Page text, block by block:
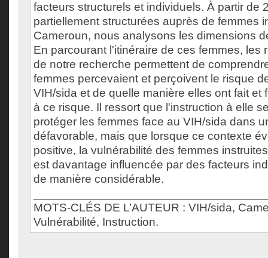
facteurs structurels et individuels. À partir de
partiellement structurées auprès de femmes
Cameroun, nous analysons les dimensions
En parcourant l'itinéraire de ces femmes, les
de notre recherche permettent de
femmes percevaient et perçoivent le risque
VIH/sida et de quelle manière elles ont fait et
à ce risque. Il ressort que l'instruction à elle
protéger les femmes face au VIH/sida dans
défavorable, mais que lorsque ce contexte
positive, la vulnérabilité des femmes
est davantage influencée par des facteurs
de manière considérable.
MOTS-CLÉS DE L’AUTEUR : VIH/sida,
Vulnérabilité, Instruction.